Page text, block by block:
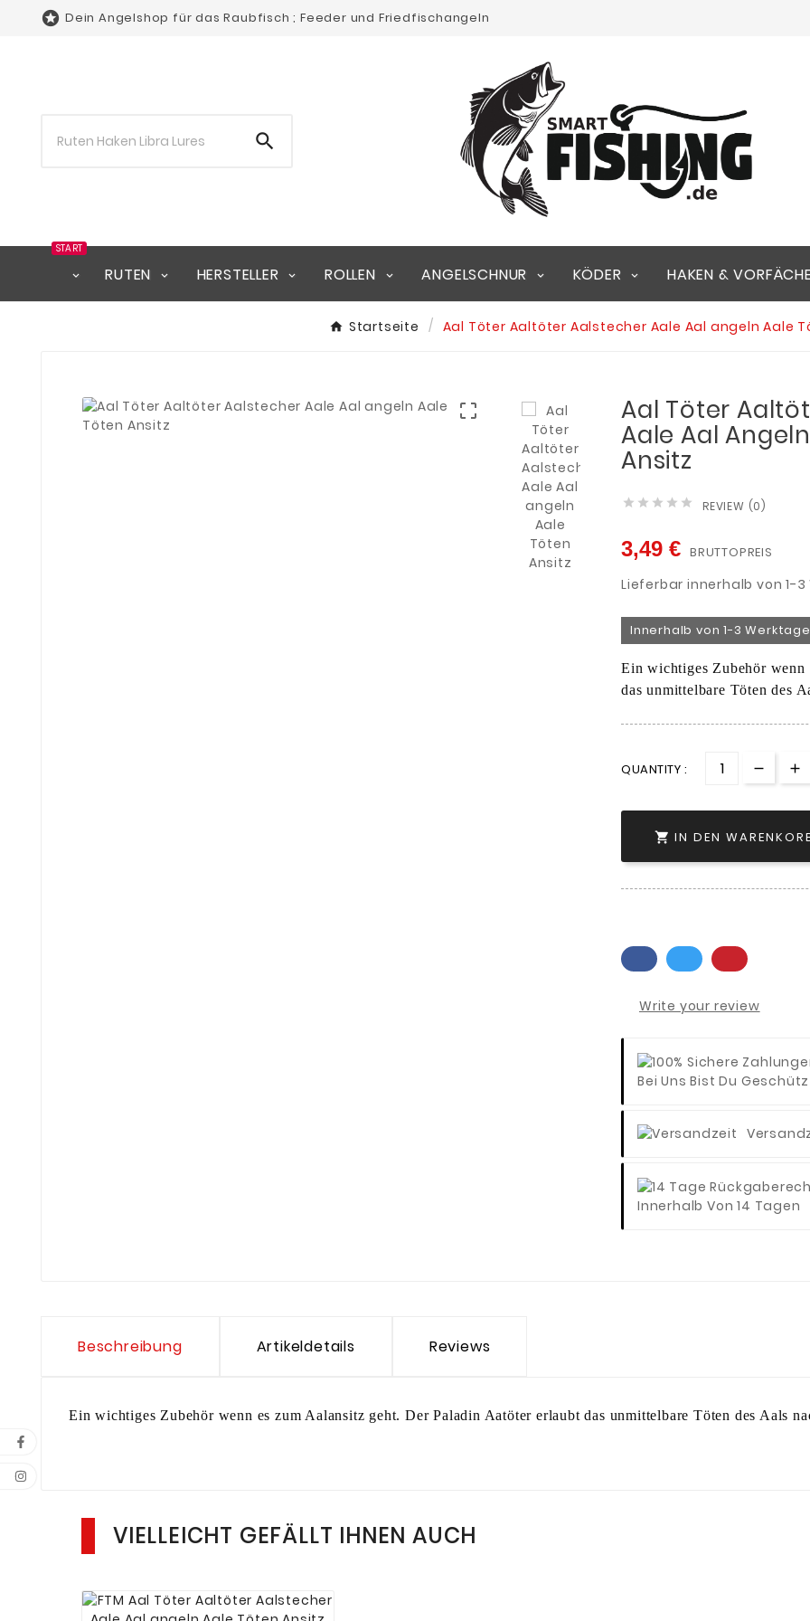
 Dein Angelshop für das Raubfisch ; Feeder und Friedfischangeln

START
RUTEN HERSTELLER ROLLEN ANGELSCHNUR KÖDER HAKEN &
Startseite Aal Töter Aaltöter Aalstecher Aale Aal angeln Aale
 Aal Töter
Aale Aal
Ansitz
     REVIEW (0)
3,49 € BRUTTOPREIS
Lieferbar innerhalb von 1-
Innerhalb von 1-3
Ein wichtiges Zubehör wenn
das unmittelbare Töten des
QUANTITY :
 IN DEN
Write your review
Bei Uns Bist Du
Innerhalb Von 14 Tagen
Beschreibung Artikeldetails Reviews
Ein wichtiges Zubehör wenn es zum Aalansitz geht. Der Paladin Aatöter erlaubt das unmittelbare Töten des Aals
VIELLEICHT GEFÄLLT IHNEN AUCH
   